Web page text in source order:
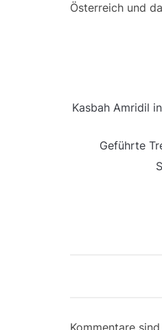
Österreich und
Kasbah Amridil
Geführte
Kommentare